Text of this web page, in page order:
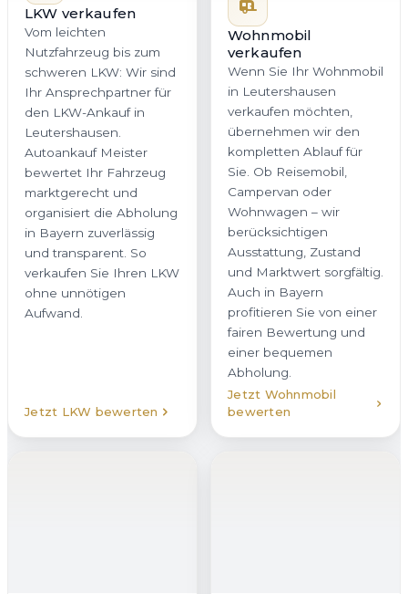
LKW verkaufen
Vom leichten
Nutzfahrzeug bis zum
schweren LKW: Wir sind
Ihr Ansprechpartner für
den LKW-Ankauf in
Leutershausen.
Autoankauf Meister
bewertet Ihr Fahrzeug
marktgerecht und
organisiert die Abholung
in Bayern zuverlässig
und transparent. So
verkaufen Sie Ihren LKW
ohne unnötigen
Aufwand.
Jetzt LKW bewerten
Wohnmobil
verkaufen
Wenn Sie Ihr Wohnmobil
in Leutershausen
verkaufen möchten,
übernehmen wir den
kompletten Ablauf für
Sie. Ob Reisemobil,
Campervan oder
Wohnwagen – wir
berücksichtigen
Ausstattung, Zustand
und Marktwert sorgfältig.
Auch in Bayern
profitieren Sie von einer
fairen Bewertung und
einer bequemen
Abholung.
Jetzt Wohnmobil
bewerten